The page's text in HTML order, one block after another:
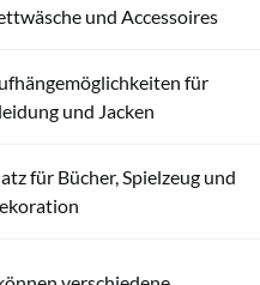
und Accessoires
für
und Jacken
für Bücher, Spielzeug und